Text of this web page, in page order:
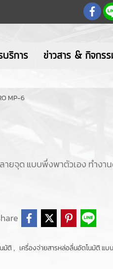
บริการ ข่าวสาร & กิจกร
MP-6
ยจุด แบบพึ่งพาตัวเอง ทำงา
มัติ , เครื่องจ่ายสารหล่อลื่นอัตโนมัติ แบ